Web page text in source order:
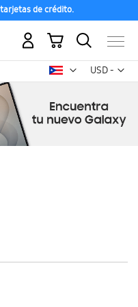
de crédito.
USD -
dólar
Mi carrito